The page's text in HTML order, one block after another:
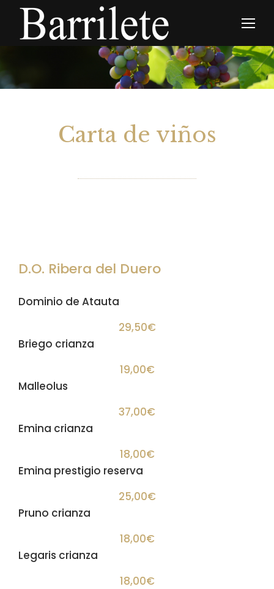
Carta de viños
D.O. Ribera del Duero
Dominio de Atauta
29,50€
Briego crianza
19,00€
Malleolus
37,00€
Emina crianza
18,00€
Emina prestigio reserva
25,00€
Pruno crianza
18,00€
Legaris crianza
18,00€